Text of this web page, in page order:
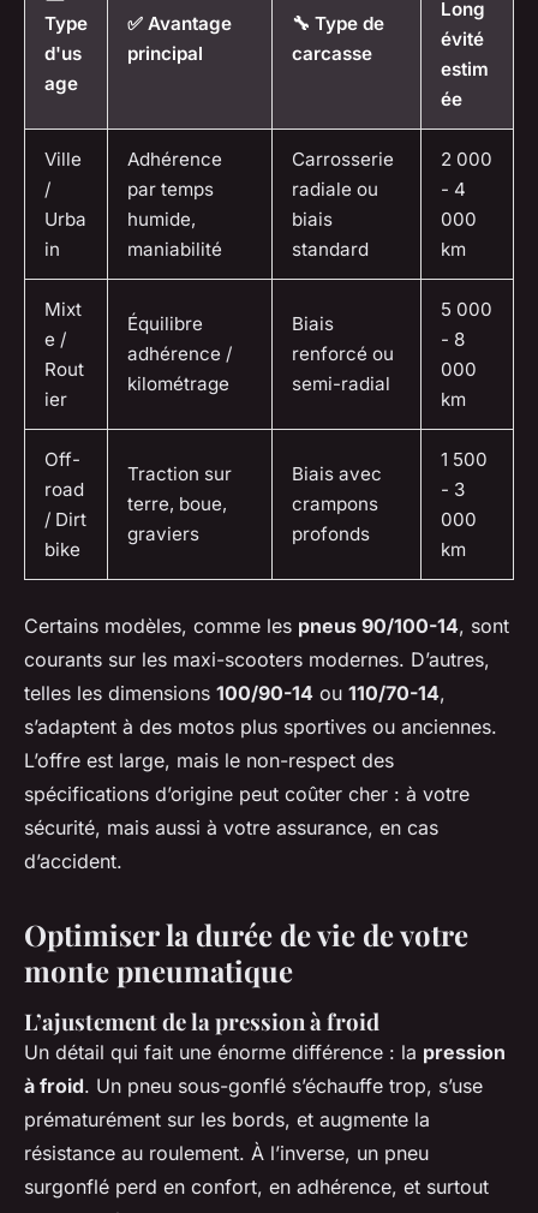
Type
d'us
age
✅ Avantage
principal
🔧 Type de
carcasse
Long
évité
estim
ée
Ville
/
Urba
in
Adhérence
par temps
humide,
maniabilité
Carrosserie
radiale ou
biais
standard
2 000
- 4
000
km
Mixt
e /
Rout
ier
Équilibre
adhérence /
kilométrage
Biais
renforcé ou
semi-radial
5 000
- 8
000
km
Off-
road
/ Dirt
bike
Traction sur
terre, boue,
graviers
Biais avec
crampons
profonds
1 500
- 3
000
km
Certains modèles, comme les pneus 90/100-14, sont
courants sur les maxi-scooters modernes. D’autres,
telles les dimensions 100/90-14 ou 110/70-14,
s’adaptent à des motos plus sportives ou anciennes.
L’offre est large, mais le non-respect des
spécifications d’origine peut coûter cher : à votre
sécurité, mais aussi à votre assurance, en cas
d’accident.
Optimiser la durée de vie de votre
monte pneumatique
L’ajustement de la pression à froid
Un détail qui fait une énorme différence : la pression
à froid. Un pneu sous-gonflé s’échauffe trop, s’use
prématurément sur les bords, et augmente la
résistance au roulement. À l’inverse, un pneu
surgonflé perd en confort, en adhérence, et surtout